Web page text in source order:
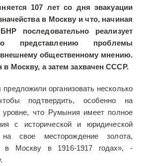
107 лет со дня эвакуации
в Москву и что, начиная
последовательно реализует
представлению проблемы
общественному мнению.
в Москву, а затем захвачен СССР.
организовать несколько
подтвердить, особенно на
уровне, что Румыния имеет полное
с исторической и юридической
свое месторождение золота,
в Москву в 1916-1917 годах», -